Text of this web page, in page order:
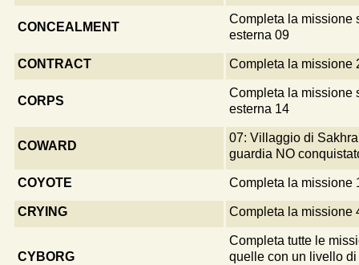
CONCEALMENT
Completa la missione
esterna 09
CONTRACT Completa la missione
CORPS
Completa la missione
esterna 14
COWARD
07: Villaggio di
guardia NO
COYOTE Completa la missione
CRYING Completa la missione
CYBORG
Completa tutte le
quelle con un livello